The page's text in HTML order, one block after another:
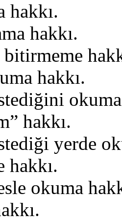
hakkı.
hakkı.
hakkı.
hakkı.
yerde
hakkı.
okuma